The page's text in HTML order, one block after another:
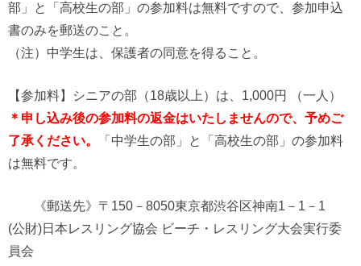
部」と「高校生の部」の参加料は無料ですので、参加申込
書のみを郵送のこと。
（注）中学生は、保護者の同意を得ること。
【参加料】シニアの部（18歳以上）は、1,000円 （一人）
＊申し込み後の参加料の返金はいたしませんので、予めご
了承ください。
「中学生の部」と「高校生の部」の参加料
は無料です。
《郵送先》〒150－8050東京都渋谷区神南1－1－1
(公財)日本レスリング協会 ビーチ・レスリング大会実行委
員会